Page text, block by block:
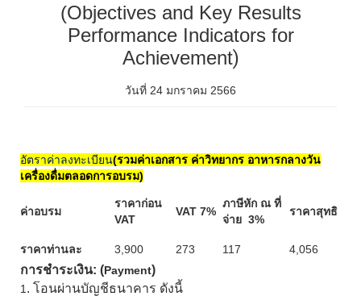
(Objectives and Key Results
Performance Indicators for
Achievement)
วันที่ 24 มกราคม 2566
อัตราค่าลงทะเบียน(รวมค่าเอกสาร ค่าวิทยากร อาหารกลางวัน
เครื่องดื่มตลอดการอบรม)
ค่าอบรม
ราคาก่อน
VAT
VAT 7%
ภาษีหัก ณ ที่
จ่าย 3%
ราคาสุทธิ
ราคาท่านละ 3 900 273 117 4 ,056
การชำระเงิน: (Payment)
1 . โอนผ่านบัญชีธนาคาร ดังนี้